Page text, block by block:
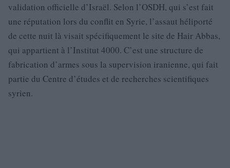
validation officielle d’Israël. Selon l’OSDH, qui s’est fait
une réputation lors du conflit en Syrie, l’assaut héliporté
de cette nuit là visait spécifiquement le site de Hair Abbas,
qui appartient à l’Institut 4000. C’est une structure de
fabrication d’armes sous la supervision iranienne, qui fait
partie du Centre d’études et de recherches scientifiques
syrien.